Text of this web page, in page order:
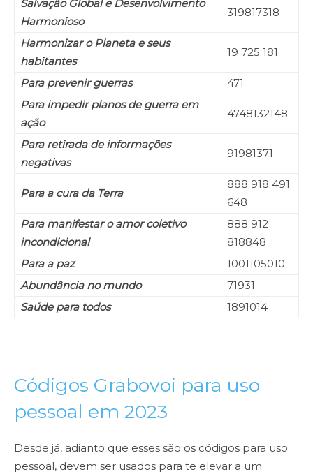
Salvação Global e Desenvolvimento
Harmonioso
319817318
Harmonizar o Planeta e seus
habitantes
19 725 181
Para prevenir guerras
471
Para impedir planos de guerra em
ação
4748132148
Para retirada de informações
negativas
91981371
Para a cura da Terra
888 918 491
648
Para manifestar o amor coletivo
incondicional
888 912
818848
Para a paz
1001105010
Abundância no mundo
71931
Saúde para todos
1891014
Códigos Grabovoi para uso
pessoal em 2023
Desde já, adianto que esses são os códigos para uso
pessoal, devem ser usados para te elevar a um